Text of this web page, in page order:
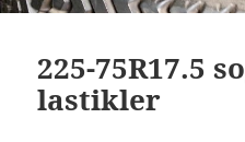
225-75R17.5
lastikler